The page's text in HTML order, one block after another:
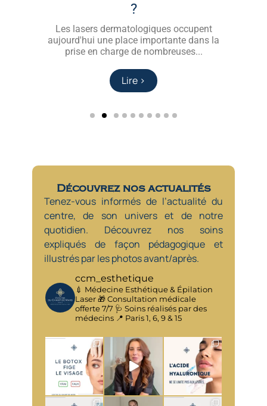
Lire >
Paris ?
Les verrues, les grains de milium et les
angiomes figurent parmi les lésions
cutanées bénignes les plus...
Lire >
?
Les lasers dermatologiques occupent
aujourd'hui une place importante dans la
prise en charge de nombreuses...
Lire >
Lire >
Lire >
Lire >
Lire >
Lire >
Lire >
Lire >
Lire >
Lire >
Découvrez nos actualités
Tenez-vous informés de l’actualité du
centre, de son univers et de notre
quotidien. Découvrez nos soins
expliqués de façon pédagogique et
illustrés par les photos avant/après.
ccm_esthetique
💉 Médecine Esthétique & Épilation
Laser🎁 Consultation médicale
offerte 7/7 🩺 Soins réalisés par des
médecins 📍 Paris 1, 6, 9 & 15